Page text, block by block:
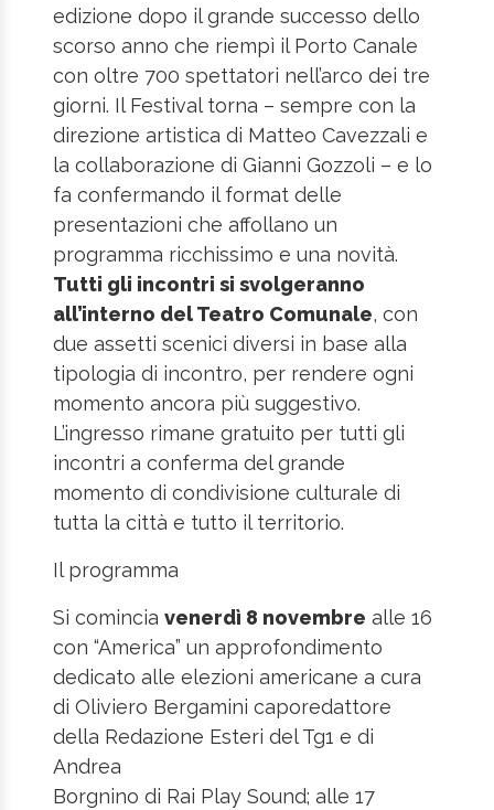
edizione dopo il grande successo dello
scorso anno che riempì il Porto Canale
con oltre 700 spettatori nell’arco dei tre
giorni. Il Festival torna – sempre con la
direzione artistica di Matteo Cavezzali e
la collaborazione di Gianni Gozzoli – e lo
fa confermando il format delle
presentazioni che affollano un
programma ricchissimo e una novità.
Tutti gli incontri si svolgeranno
all’interno del Teatro Comunale, con
due assetti scenici diversi in base alla
tipologia di incontro, per rendere ogni
momento ancora più suggestivo.
L’ingresso rimane gratuito per tutti gli
incontri a conferma del grande
momento di condivisione culturale di
tutta la città e tutto il territorio.
Il programma
Si comincia venerdì 8 novembre alle 16
con “America” un approfondimento
dedicato alle elezioni americane a cura
di Oliviero Bergamini caporedattore
della Redazione Esteri del Tg1 e di
Andrea
Borgnino di Rai Play Sound; alle 17